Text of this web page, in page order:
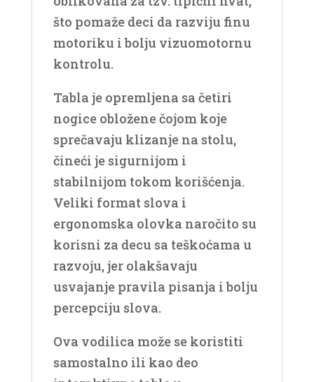
što pomaže deci da razviju finu
motoriku i bolju vizuomotornu
kontrolu.
Tabla je opremljena sa četiri
nogice obložene čojom koje
sprečavaju klizanje na stolu,
čineći je sigurnijom i
stabilnijom tokom korišćenja.
Veliki format slova i
ergonomska olovka naročito su
korisni za decu sa teškoćama u
razvoju, jer olakšavaju
usvajanje pravila pisanja i bolju
percepciju slova.
Ova vodilica može se koristiti
samostalno ili kao deo